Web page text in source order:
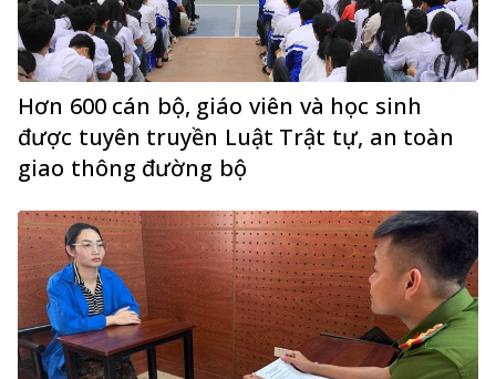
Hơn 600 cán bộ, giáo viên và học sinh
được tuyên truyền Luật Trật tự, an toàn
giao thông đường bộ